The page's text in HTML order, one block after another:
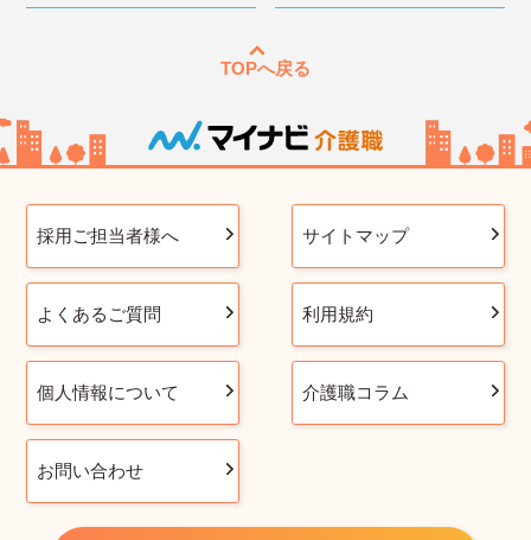
TOPへ戻る
採用ご担当者様へ サイトマップ
よくあるご質問 利用規約
個人情報について 介護職コラム
お問い合わせ